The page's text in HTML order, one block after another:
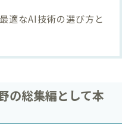
適なAI技術の選び方と
の総集編として本